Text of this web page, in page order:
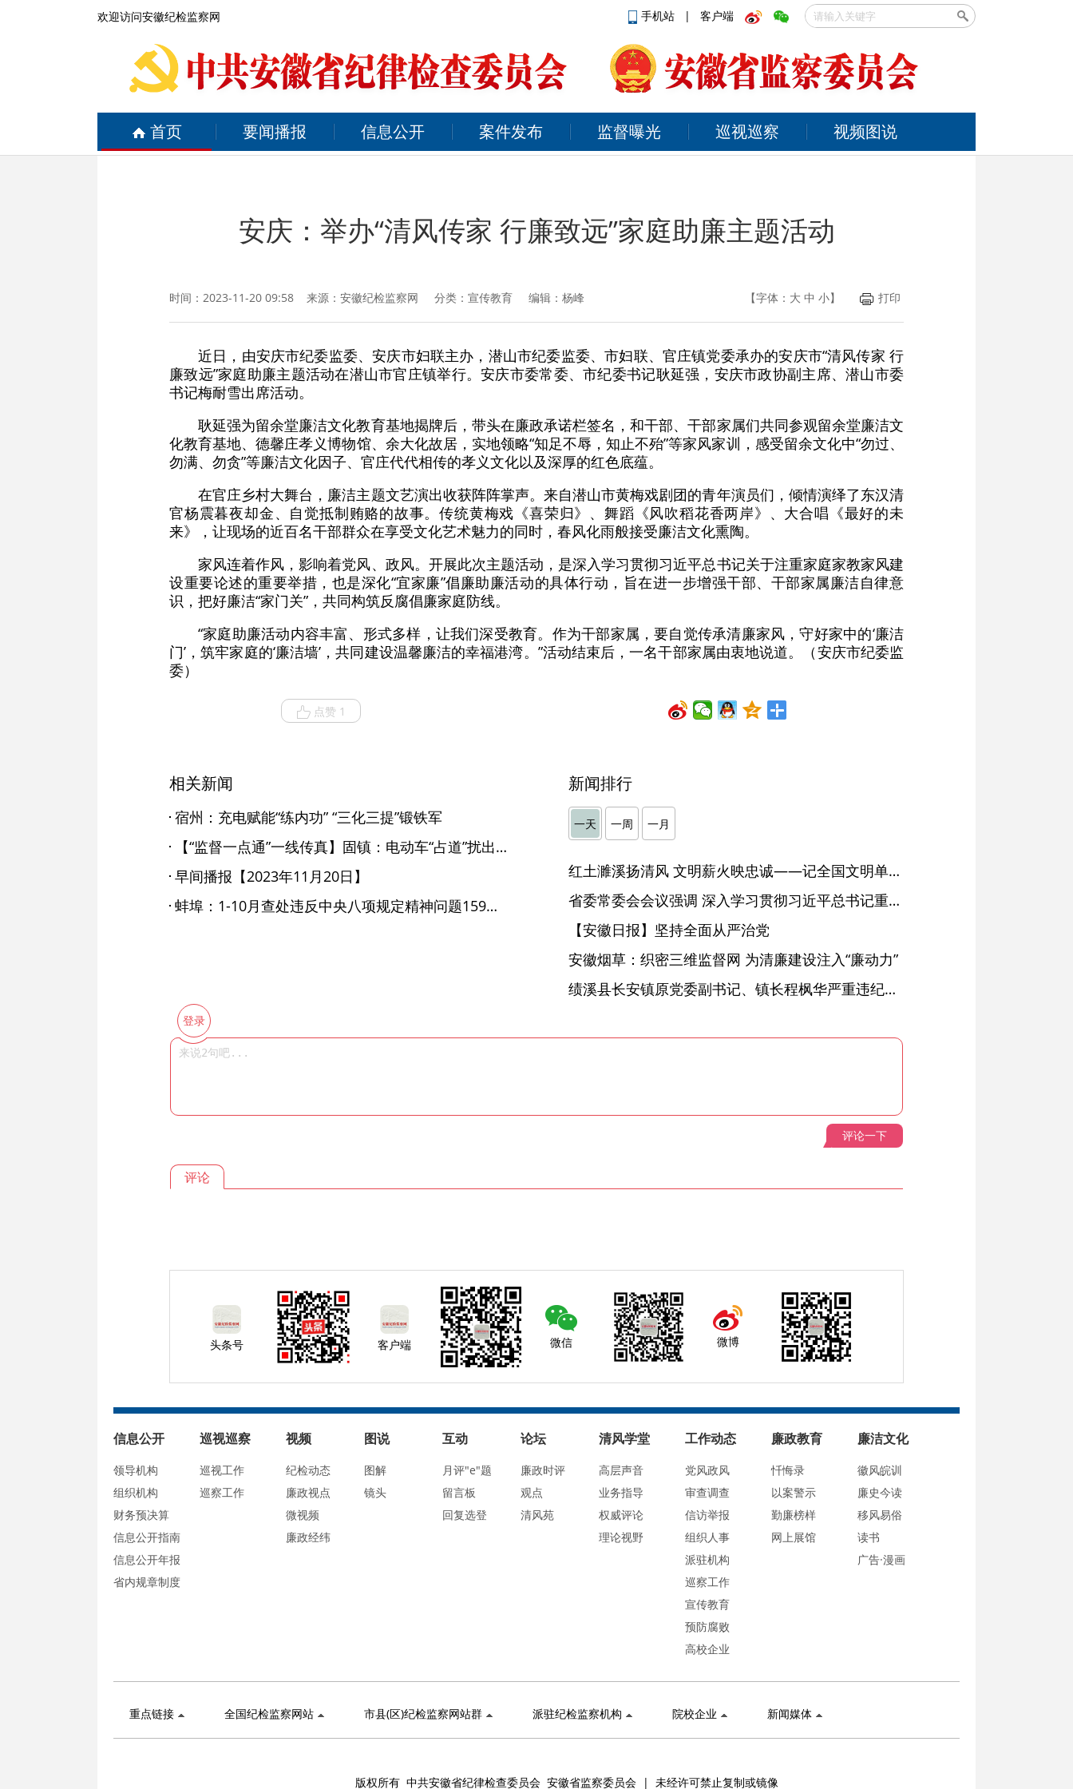
欢迎访问安徽纪检监察网 手机站 | 客户端
首页 要闻播报 信息公开 案件发布 监督曝光 巡视巡察 视频图说
安庆：举办“清风传家 行廉致远”家庭助廉主题活动
时间：2023-11-20 09:58 来源： 安徽纪检监察网 分类：宣传教育 编辑：杨峰 【字体： 大 中 小】 打印
近日，由安庆市纪委监委、安庆市妇联主办，潜山市纪委监委、市妇联、官庄镇党委承办的安庆市“清风传家 行
廉致远”家庭助廉主题活动在潜山市官庄镇举行。安庆市委常委、市纪委书记耿延强，安庆市政协副主席、潜山市委
书记梅耐雪出席活动。
耿延强为留余堂廉洁文化教育基地揭牌后，带头在廉政承诺栏签名，和干部、干部家属们共同参观留余堂廉洁文
化教育基地、德馨庄孝义博物馆、余大化故居，实地领略“知足不辱，知止不殆”等家风家训，感受留余文化中“勿过、
勿满、勿贪”等廉洁文化因子、官庄代代相传的孝义文化以及深厚的红色底蕴。
在官庄乡村大舞台，廉洁主题文艺演出收获阵阵掌声。来自潜山市黄梅戏剧团的青年演员们，倾情演绎了东汉清
官杨震暮夜却金、自觉抵制贿赂的故事。传统黄梅戏《喜荣归》、舞蹈《风吹稻花香两岸》、大合唱《最好的未
来》，让现场的近百名干部群众在享受文化艺术魅力的同时，春风化雨般接受廉洁文化熏陶。
家风连着作风，影响着党风、政风。开展此次主题活动，是深入学习贯彻习近平总书记关于注重家庭家教家风建
设重要论述的重要举措，也是深化“宜家廉”倡廉助廉活动的具体行动，旨在进一步增强干部、干部家属廉洁自律意
识，把好廉洁“家门关”，共同构筑反腐倡廉家庭防线。
“家庭助廉活动内容丰富、形式多样，让我们深受教育。作为干部家属，要自觉传承清廉家风，守好家中的‘廉洁
门’，筑牢家庭的‘廉洁墙’，共同建设温馨廉洁的幸福港湾。”活动结束后，一名干部家属由衷地说道。（安庆市纪委监
委）
点赞 1
相关新闻
宿州：充电赋能“练内功” “三化三提”锻铁军
【“监督一点通”一线传真】固镇：电动车“占道”扰出行 接诉即办为民解忧
早间播报【2023年11月20日】
蚌埠：1-10月查处违反中央八项规定精神问题159起处理254人
新闻排行
一天 一周 一月
红土濉溪扬清风 文明薪火映忠诚——记全国文明单位、安徽省濉溪县纪委监委
省委常委会会议强调 深入学习贯彻习近平总书记重要讲话精神 以高质量党建引领高质量发展 梁言顺主持并讲话
【安徽日报】坚持全面从严治党
安徽烟草：织密三维监督网 为清廉建设注入“廉动力”
绩溪县长安镇原党委副书记、镇长程枫华严重违纪违法被开除党籍和公职
登录
评论一下
评论
头条号 客户端 微信 微博
信息公开
领导机构
组织机构
财务预决算
信息公开指南
信息公开年报
省内规章制度
巡视巡察
巡视工作
巡察工作
视频
纪检动态
廉政视点
微视频
廉政经纬
图说
图解
镜头
互动
月评"e"题
留言板
回复选登
论坛
廉政时评
观点
清风苑
清风学堂
高层声音
业务指导
权威评论
理论视野
工作动态
党风政风
审查调查
信访举报
组织人事
派驻机构
巡察工作
宣传教育
预防腐败
高校企业
廉政教育
忏悔录
以案警示
勤廉榜样
网上展馆
廉洁文化
徽风皖训
廉史今读
移风易俗
读书
广告·漫画
重点链接 全国纪检监察网站 市县(区)纪检监察网站群 派驻纪检监察机构 院校企业 新闻媒体
版权所有 中共安徽省纪律检查委员会 安徽省监察委员会 | 未经许可禁止复制或镜像